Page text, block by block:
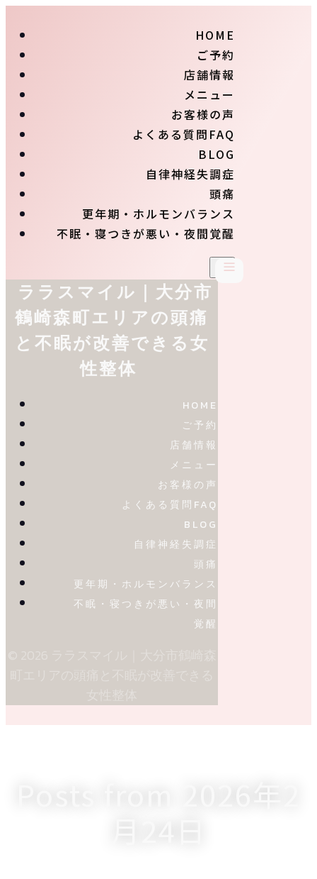
HOME
ご予約
店舗情報
メニュー
お客様の声
よくある質問FAQ
BLOG
自律神経失調症
頭痛
更年期・ホルモンバランス
不眠・寝つきが悪い・夜間覚醒
ララスマイル｜大分市
鶴崎森町エリアの頭痛
と不眠が改善できる女
性整体
HOME
ご予約
店舗情報
メニュー
お客様の声
よくある質問FAQ
BLOG
自律神経失調症
頭痛
更年期・ホルモンバランス
不眠・寝つきが悪い・夜間
覚醒